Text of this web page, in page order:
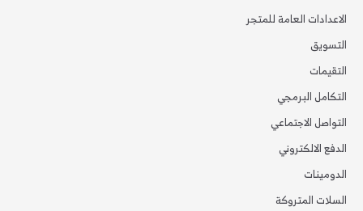
الاعدادات العامة للمتجر
التسويق
التقيمات
التكامل البرمجي
التواصل الاجتماعي
الدفع الالكتروني
الدومينات
السلات المتروكة